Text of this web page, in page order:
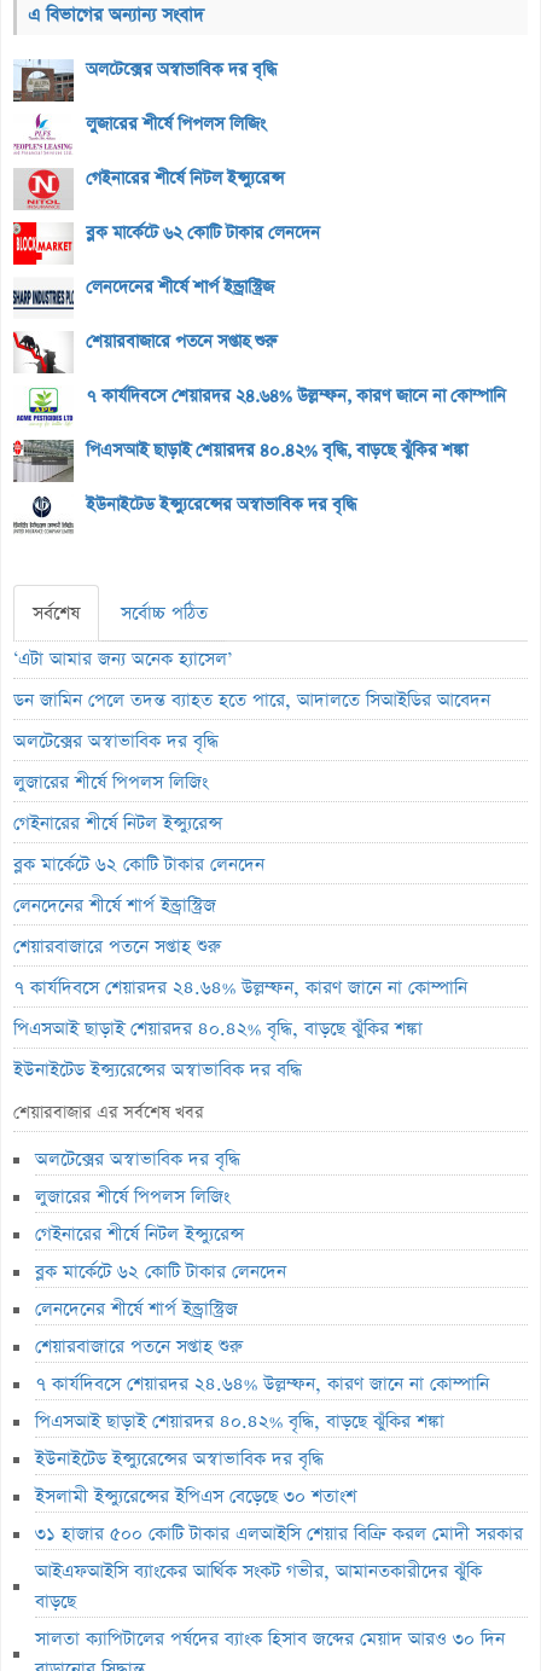
এ বিভাগের অন্যান্য সংবাদ
অলটেক্সের অস্বাভাবিক দর বৃদ্ধি
লুজারের শীর্ষে পিপলস লিজিং
গেইনারের শীর্ষে নিটল ইন্স্যুরেন্স
ব্লক মার্কেটে ৬২ কোটি টাকার লেনদেন
লেনদেনের শীর্ষে শার্প ইন্ড্রাস্ট্রিজ
শেয়ারবাজারে পতনে সপ্তাহ শুরু
৭ কার্যদিবসে শেয়ারদর ২৪.৬৪% উল্লম্ফন, কারণ জানে না কোম্পানি
পিএসআই ছাড়াই শেয়ারদর ৪০.৪২% বৃদ্ধি, বাড়ছে ঝুঁকির শঙ্কা
ইউনাইটেড ইন্স্যুরেন্সের অস্বাভাবিক দর বৃদ্ধি
সর্বশেষ
সর্বোচ্চ পঠিত
‘এটা আমার জন্য অনেক হ্যাসেল’
ডন জামিন পেলে তদন্ত ব্যাহত হতে পারে, আদালতে সিআইডির আবেদন
অলটেক্সের অস্বাভাবিক দর বৃদ্ধি
লুজারের শীর্ষে পিপলস লিজিং
গেইনারের শীর্ষে নিটল ইন্স্যুরেন্স
ব্লক মার্কেটে ৬২ কোটি টাকার লেনদেন
লেনদেনের শীর্ষে শার্প ইন্ড্রাস্ট্রিজ
শেয়ারবাজারে পতনে সপ্তাহ শুরু
৭ কার্যদিবসে শেয়ারদর ২৪.৬৪% উল্লম্ফন, কারণ জানে না কোম্পানি
পিএসআই ছাড়াই শেয়ারদর ৪০.৪২% বৃদ্ধি, বাড়ছে ঝুঁকির শঙ্কা
ইউনাইটেড ইন্স্যুরেন্সের অস্বাভাবিক দর বৃদ্ধি
ইসলামী ইন্স্যুরেন্সের ইপিএস বেড়েছে ৩০ শতাংশ
৩১ হাজার ৫০০ কোটি টাকার এলআইসি শেয়ার বিক্রি করল মোদী সরকার
ঋণের জট কাটলেও নতুন জাহাজ পেতে আরও তিন বছর, বহরে এখনো মাত্র
৭ জাহাজ
গ্যাসসংকটে বিদেশি ক্রেতাদের উদ্বেগ, ঝুঁকিতে নতুন রপ্তানি আদেশ
আইএফআইসি ব্যাংকের আর্থিক সংকট গভীর, আমানতকারীদের ঝুঁকি বাড়ছে
সালতা ক্যাপিটালের পর্ষদের ব্যাংক হিসাব জব্দের মেয়াদ আরও ৩০ দিন
বাড়ানোর সিদ্ধান্ত
হোয়াইট হাউসের বলরুম প্রকল্প স্থগিত, সুপ্রিম কোর্টে যাচ্ছেন ট্রাম্প
সাকিবের ফেরা নিয়ে কঠোর অবস্থানে ক্রীড়া প্রতিমন্ত্রী
ইনফান্তিনোর পদত্যাগ দাবি করল নরওয়ে ফুটবল ফেডারেশন
অস্কারের প্রাথমিক দৌড়ে পাকিস্তানের ‘মেরা লিয়ারি’
হাতে আঘাত পেয়ে হাসপাতালে ভর্তি মিঠুন চক্রবর্তী
৪ দুর্বল আর্থিক প্রতিষ্ঠানে আজ প্রশাসক নিয়োগ, ভেঙে দেওয়া হবে পর্ষদ
বিনিয়োগকারীরা ফিরে পেল ২ হাজার ৭৮১ কোটি টাকা
শেয়ারবাজার এর সর্বশেষ খবর
অলটেক্সের অস্বাভাবিক দর বৃদ্ধি
লুজারের শীর্ষে পিপলস লিজিং
গেইনারের শীর্ষে নিটল ইন্স্যুরেন্স
ব্লক মার্কেটে ৬২ কোটি টাকার লেনদেন
লেনদেনের শীর্ষে শার্প ইন্ড্রাস্ট্রিজ
শেয়ারবাজারে পতনে সপ্তাহ শুরু
৭ কার্যদিবসে শেয়ারদর ২৪.৬৪% উল্লম্ফন, কারণ জানে না কোম্পানি
পিএসআই ছাড়াই শেয়ারদর ৪০.৪২% বৃদ্ধি, বাড়ছে ঝুঁকির শঙ্কা
ইউনাইটেড ইন্স্যুরেন্সের অস্বাভাবিক দর বৃদ্ধি
ইসলামী ইন্স্যুরেন্সের ইপিএস বেড়েছে ৩০ শতাংশ
৩১ হাজার ৫০০ কোটি টাকার এলআইসি শেয়ার বিক্রি করল মোদী সরকার
আইএফআইসি ব্যাংকের আর্থিক সংকট গভীর, আমানতকারীদের ঝুঁকি
বাড়ছে
সালতা ক্যাপিটালের পর্ষদের ব্যাংক হিসাব জব্দের মেয়াদ আরও ৩০ দিন